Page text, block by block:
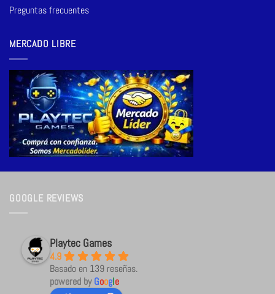
Preguntas frecuentes
MERCADO LIBRE
GOOGLE REVIEWS
Playtec Games
4.9
Basado en 139 reseñas.
powered byGoogle